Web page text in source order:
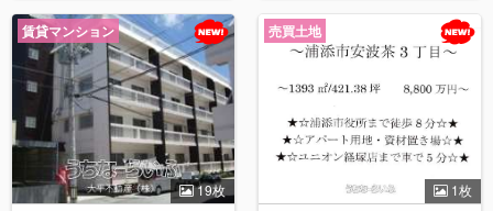
19枚
賃貸マンション
1枚
売買土地